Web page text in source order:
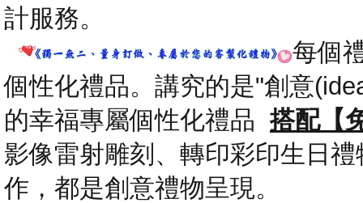
計服務。
每個
個性化禮品。講究的是"創意
的幸福專屬個性化禮品搭配【
影像雷射雕刻、轉印彩印生日禮
作，都是創意禮物呈現。